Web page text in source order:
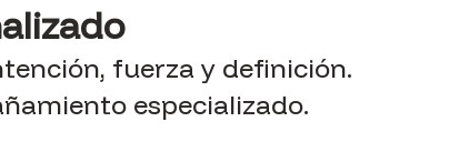
fuerza y definición.
especializado.